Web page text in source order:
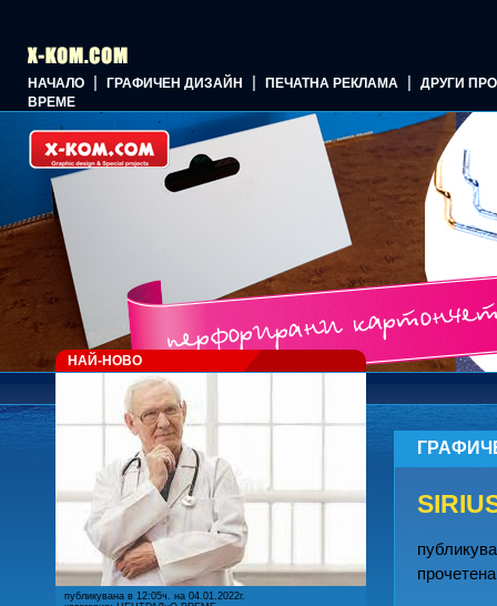
НАЧАЛО | ГРАФИЧЕН ДИЗАЙН | ПЕЧАТНА РЕКЛАМА |
ДРУГИ
ВРЕМЕ
НАЙ-НОВО
публикувана в 12:05ч. на 04.01.2022г.